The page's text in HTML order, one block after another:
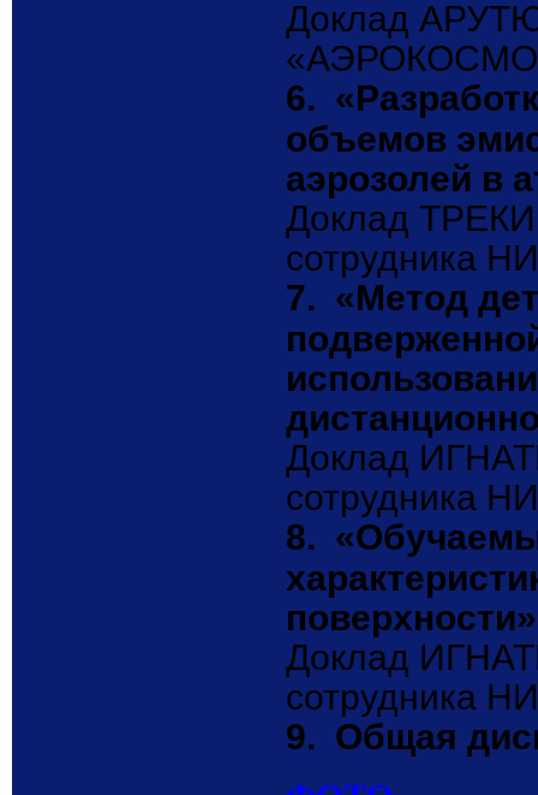
Доклад
6.
объемов
аэрозолей в
Доклад
сотрудника
7. «Метод
Доклад
сотрудника
8.
Доклад
сотрудника
9. Общая